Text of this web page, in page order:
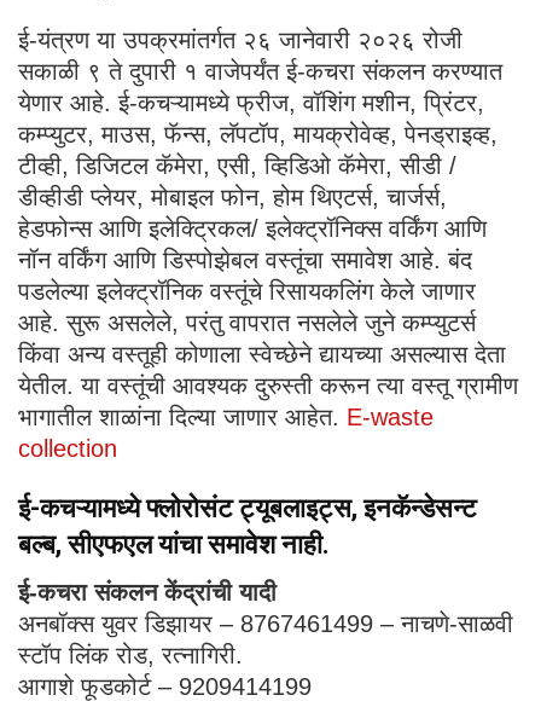
ई-यंत्रण या उपक्रमांतर्गत २६ जानेवारी २०२६ रोजी
सकाळी ९ ते दुपारी १ वाजेपर्यंत ई-कचरा संकलन करण्यात
येणार आहे. ई-कचऱ्यामध्ये फ्रीज, वॉशिंग मशीन, प्रिंटर,
कम्प्युटर, माउस, फॅन्स, लॅपटॉप, मायक्रोवेव्ह, पेनड्राइव्ह,
टीव्ही, डिजिटल कॅमेरा, एसी, व्हिडिओ कॅमेरा, सीडी /
डीव्हीडी प्लेयर, मोबाइल फोन, होम थिएटर्स, चार्जर्स,
हेडफोन्स आणि इलेक्ट्रिकल/ इलेक्ट्रॉनिक्स वर्किंग आणि
नॉन वर्किंग आणि डिस्पोझेबल वस्तूंचा समावेश आहे. बंद
पडलेल्या इलेक्ट्रॉनिक वस्तूंचे रिसायकलिंग केले जाणार
आहे. सुरू असलेले, परंतु वापरात नसलेले जुने कम्प्युटर्स
किंवा अन्य वस्तूही कोणाला स्वेच्छेने द्यायच्या असल्यास देता
येतील. या वस्तूंची आवश्यक दुरुस्ती करून त्या वस्तू ग्रामीण
भागातील शाळांना दिल्या जाणार आहेत. E-waste
collection
ई-कचऱ्यामध्ये फ्लोरोसंट ट्यूबलाइट्स, इनकॅन्डेसन्ट
बल्ब, सीएफएल यांचा समावेश नाही.
ई-कचरा संकलन केंद्रांची यादी
अनबॉक्स युवर डिझायर – 8767461499 – नाचणे-साळवी
स्टॉप लिंक रोड, रत्नागिरी.
आगाशे फूडकोर्ट – 9209414199